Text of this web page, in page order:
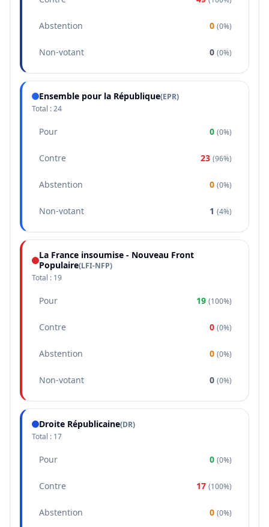
Abstention 0 (0%)
Non-votant 0 (0%)
Ensemble pour la République(EPR)
Total :24
Pour 0 (0%)
Contre 23 (96%)
Abstention 0 (0%)
Non-votant 1 (4%)
La France insoumise - Nouveau Front
Populaire(LFI-NFP)
Total : 19
Pour 19 (100%)
Contre 0 (0%)
Abstention 0 (0%)
Non-votant 0 (0%)
Droite Républicaine(DR)
Total : 17
Pour 0 (0%)
Contre 17 (100%)
Abstention 0 (0%)